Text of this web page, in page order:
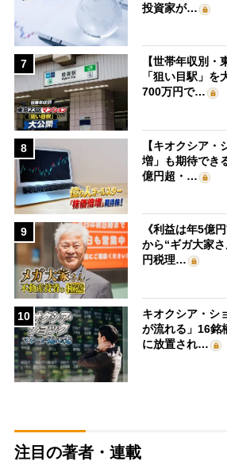
投資家が…
7
【世帯年収別
「狙い目駅」を
700万円で…
8
【キオクシア
増」も期待でき
億円超・…
9
《利益は年5億
から“ギガ大家
円税理…
10
キオクシア・シ
が流れる」16
に放置され…
注目の著者・連載